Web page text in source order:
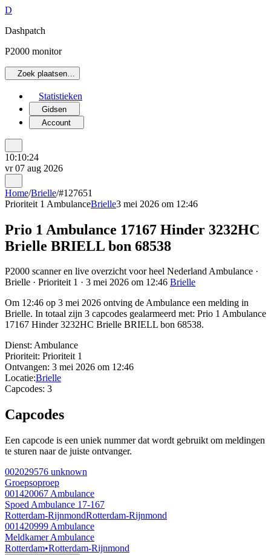
D
Dashpatch
P2000 monitor
Zoek plaatsen…
Statistieken
Gidsen
Account
10:10:24
vr 07 aug 2026
Home/Brielle/#127651
Prioriteit 1 AmbulanceBrielle3 mei 2026 om 12:46
Prio 1 Ambulance 17167 Hinder 3232HC
Brielle BRIELL bon 68538
P2000 scanner en live overzicht voor heel Nederland Ambulance ·
Brielle · Prioriteit 1 · 3 mei 2026 om 12:46 Brielle
Om 12:46 op 3 mei 2026 ontving de Ambulance een melding in
Brielle. In totaal zijn 3 capcodes gealarmeerd met: Prio 1 Ambulance
17167 Hinder 3232HC Brielle BRIELL bon 68538.
Dienst: Ambulance
Prioriteit: Prioriteit 1
Ontvangen: 3 mei 2026 om 12:46
Locatie:Brielle
Capcodes: 3
Capcodes
Een capcode is een uniek nummer dat wordt gebruikt om meldingen
te sturen naar de juiste ontvanger.
002029576 unknown
Groepsoproep
001420067 Ambulance
Spoed Ambulance 17-167
Rotterdam-RijnmondRotterdam-Rijnmond
001420999 Ambulance
Meldkamer Ambulance
Rotterdam•Rotterdam-Rijnmond